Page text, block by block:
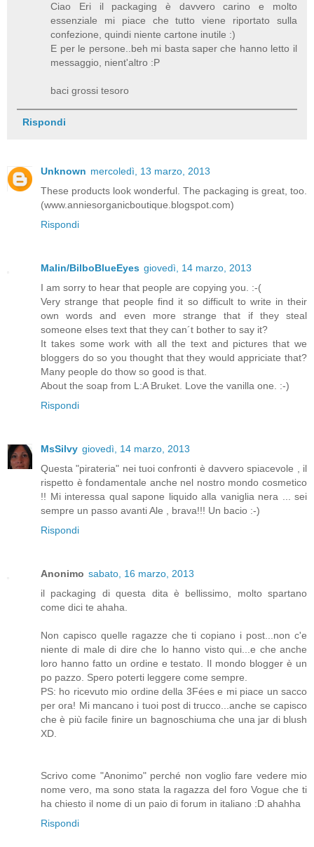
Ciao Eri il packaging è davvero carino e molto
essenziale mi piace che tutto viene riportato sulla
confezione, quindi niente cartone inutile :)
E per le persone..beh mi basta saper che hanno letto il
messaggio, nient'altro :P
baci grossi tesoro
Rispondi
Unknown mercoledì, 13 marzo, 2013
These products look wonderful. The packaging is great, too.
(www.anniesorganicboutique.blogspot.com)
Rispondi
Malin/BilboBlueEyes giovedì, 14 marzo, 2013
I am sorry to hear that people are copying you. :-(
Very strange that people find it so difficult to write in their
own words and even more strange that if they steal
someone elses text that they can´t bother to say it?
It takes some work with all the text and pictures that we
bloggers do so you thought that they would appriciate that?
Many people do thow so good is that.
About the soap from L:A Bruket. Love the vanilla one. :-)
Rispondi
MsSilvy giovedì, 14 marzo, 2013
Questa "pirateria" nei tuoi confronti è davvero spiacevole , il
rispetto è fondamentale anche nel nostro mondo cosmetico
!! Mi interessa qual sapone liquido alla vaniglia nera ... sei
sempre un passo avanti Ale , brava!!! Un bacio :-)
Rispondi
Anonimo sabato, 16 marzo, 2013
il packaging di questa dita è bellissimo, molto spartano
come dici te ahaha.
Non capisco quelle ragazze che ti copiano i post...non c'e
niente di male di dire che lo hanno visto qui...e che anche
loro hanno fatto un ordine e testato. Il mondo blogger è un
po pazzo. Spero poterti leggere come sempre.
PS: ho ricevuto mio ordine della 3Fées e mi piace un sacco
per ora! Mi mancano i tuoi post di trucco...anche se capisco
che è più facile finire un bagnoschiuma che una jar di blush
XD.
Scrivo come "Anonimo" perché non voglio fare vedere mio
nome vero, ma sono stata la ragazza del foro Vogue che ti
ha chiesto il nome di un paio di forum in italiano :D ahahha
Rispondi